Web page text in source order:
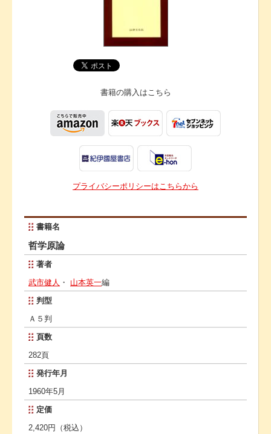
書籍の購入はこちら
プライバシーポリシーはこちらから
書籍名
哲学原論
著者
武市健人 ・ 山本英一編
判型
Ａ５判
頁数
282頁
発行年月
1960年5月
定価
2,420円（税込）